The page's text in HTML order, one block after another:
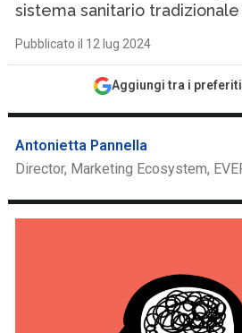
sistema sanitario tradizionale
Pubblicato il 12 lug 2024
Aggiungi tra i
Antonietta Pannella
Director, Marketing Ecosystem,